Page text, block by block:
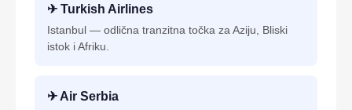
✈ Turkish Airlines
Istanbul — odlična tranzitna točka za Aziju, Bliski
istok i Afriku.
✈ Air Serbia